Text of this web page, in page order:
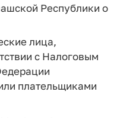
Республики о
лица,
с Налоговым
плательщиками